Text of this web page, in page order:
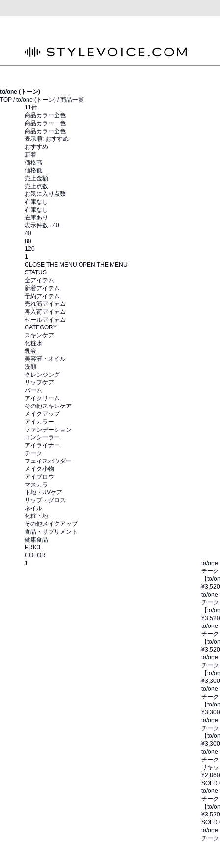
to/one (トーン)
TOP /to/one (トーン) / 商品一覧
11件
商品カラー全色
商品カラー一色
商品カラー全色
表示順: おすすめ
おすすめ
新着
価格高
価格低
売上金額
売上点数
お気に入り点数
在庫なし
在庫なし
在庫あり
表示件数 : 40
40
80
120
1
CLOSE THE MENU OPEN THE MENU
STATUS
全アイテム
新着アイテム
予約アイテム
売れ筋アイテム
再入荷アイテム
セールアイテム
CATEGORY
スキンケア
化粧水
乳液
美容液・オイル
洗顔
クレンジング
リップケア
バーム
アイクリーム
その他スキンケア
メイクアップ
アイカラー
ファンデーション
コンシーラー
アイライナー
チーク
フェイスパウダー
メイク小物
アイブロウ
マスカラ
下地・UVケア
リップ・グロス
ネイル
化粧下地
その他メイクアップ
食品・サプリメント
健康食品
PRICE
COLOR
to/one
チーク
【to/
¥3,520
to/one
チーク
【to/
¥3,520
to/one
チーク
【to/
¥3,520
to/one
チーク
【to/
¥3,300
to/one
チーク
【to/
¥3,300
to/one
チーク
【to/
¥3,300
to/one
チーク
リキ
¥2,860
SOLD
to/one
チーク
【to/
¥3,520
SOLD
to/one
チーク
1